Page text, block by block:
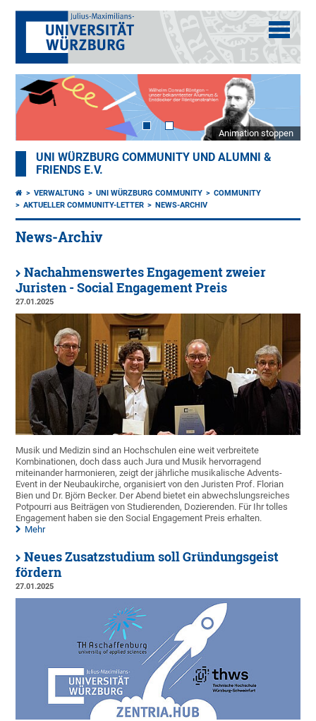
Animation stoppen
UNI WÜRZBURG COMMUNITY UND ALUMNI &
FRIENDS E.V.
VERWALTUNG UNI WÜRZBURG COMMUNITY
COMMUNITY
AKTUELLER COMMUNITY-LETTER
NEWS-ARCHIV
News-Archiv
Nachahmenswertes Engagement zweier
Juristen - Social Engagement Preis
27.01.2025
Musik und Medizin sind an Hochschulen eine weit verbreitete
Kombinationen, doch dass auch Jura und Musik hervorragend
miteinander harmonieren, zeigt der jährliche musikalische Advents-
Event in der Neubaukirche, organisiert von den Juristen Prof. Florian
Bien und Dr. Björn Becker. Der Abend bietet ein abwechslungsreiches
Potpourri aus Beiträgen von Studierenden, Dozierenden. Für Ihr tolles
Engagement haben sie den Social Engagement Preis erhalten.
Mehr
Neues Zusatzstudium soll Gründungsgeist
fördern
27.01.2025